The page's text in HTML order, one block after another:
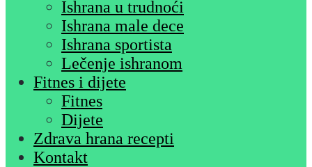
Ishrana u trudnoći
Ishrana male dece
Ishrana sportista
Lečenje ishranom
Fitnes i dijete
Fitnes
Dijete
Zdrava hrana recepti
Kontakt